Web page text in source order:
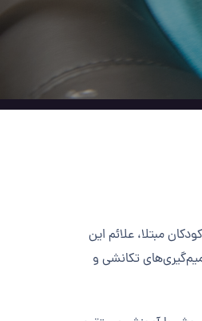
دارد؛ در حالی که تحقیقات نشان می‌دهد حدود ۵۰ تا ۶۵ درصد کودکان مبتلا، علائم این
تکانشی و